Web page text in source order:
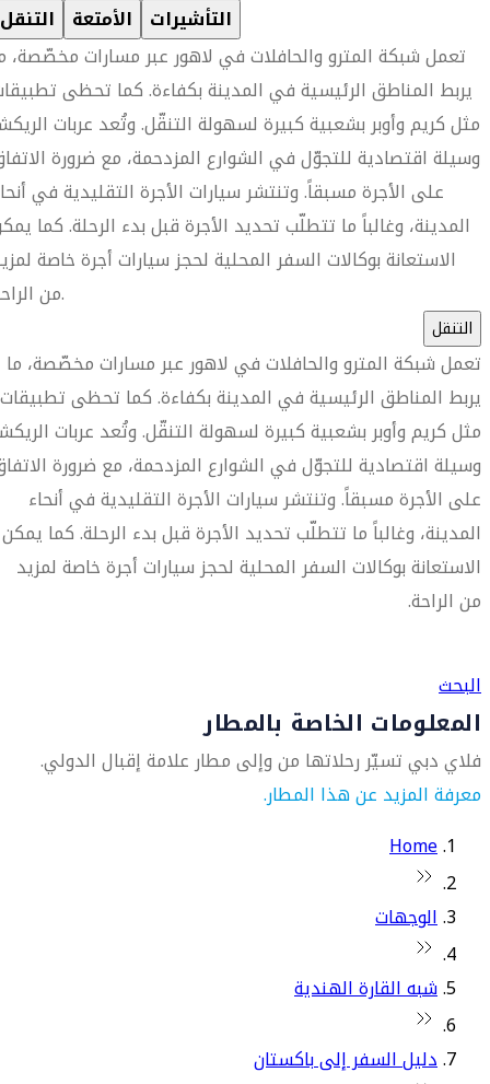
التنقل الأمتعة التأشيرات
تعمل شبكة المترو والحافلات في لاهور عبر مسارات مخصّصة،
يربط المناطق الرئيسية في المدينة بكفاءة. كما تحظى
مثل كريم وأوبر بشعبية كبيرة لسهولة التنقّل. وتُعد عربات
وسيلة اقتصادية للتجوّل في الشوارع المزدحمة، مع ضرورة
على الأجرة مسبقاً. وتنتشر سيارات الأجرة التقليدية في
المدينة، وغالباً ما تتطلّب تحديد الأجرة قبل بدء الرحلة. كما
الاستعانة بوكالات السفر المحلية لحجز سيارات أجرة خاصة
من الراحة.
التنقل
تعمل شبكة المترو والحافلات في لاهور عبر مسارات مخصّصة، ما
يربط المناطق الرئيسية في المدينة بكفاءة. كما تحظى تطبيقات
مثل كريم وأوبر بشعبية كبيرة لسهولة التنقّل. وتُعد عربات
وسيلة اقتصادية للتجوّل في الشوارع المزدحمة، مع ضرورة
على الأجرة مسبقاً. وتنتشر سيارات الأجرة التقليدية في أنحاء
المدينة، وغالباً ما تتطلّب تحديد الأجرة قبل بدء الرحلة. كما يمكن
الاستعانة بوكالات السفر المحلية لحجز سيارات أجرة خاصة لمزيد
من الراحة.
البحث
المعلومات الخاصة بالمطار
فلاي دبي تسيّر رحلاتها من وإلى مطار علامة إقبال الدولي.
معرفة المزيد عن هذا المطار.
Home
الوجهات
شبه القارة الهندية
دليل السفر إلى باكستان